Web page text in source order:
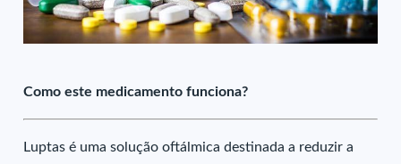
Como este medicamento funciona?
Luptas é uma solução oftálmica destinada a reduzir a